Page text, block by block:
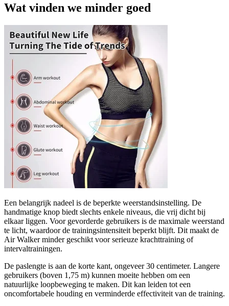
Wat vinden we minder goed
Een belangrijk nadeel is de beperkte weerstandsinstelling. De
handmatige knop biedt slechts enkele niveaus, die vrij dicht bij
elkaar liggen. Voor gevorderde gebruikers is de maximale weerstand
te licht, waardoor de trainingsintensiteit beperkt blijft. Dit maakt de
Air Walker minder geschikt voor serieuze krachttraining of
intervaltrainingen.
De paslengte is aan de korte kant, ongeveer 30 centimeter. Langere
gebruikers (boven 1,75 m) kunnen moeite hebben om een
natuurlijke loopbeweging te maken. Dit kan leiden tot een
oncomfortabele houding en verminderde effectiviteit van de training.